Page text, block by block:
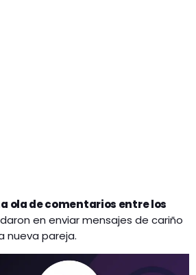
ola de comentarios entre los
en enviar mensajes de cariño
nueva pareja.